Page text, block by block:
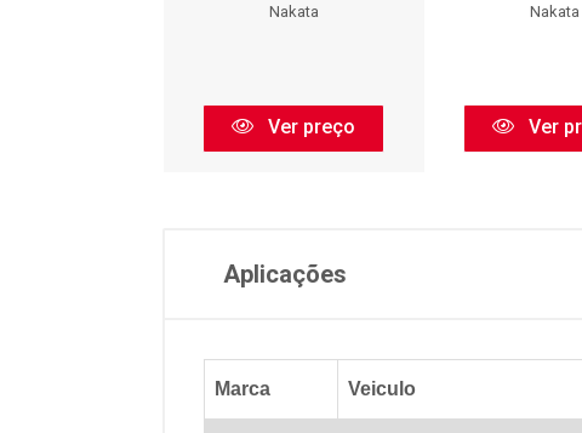
Nakata
Ver preço
Nakata
Ver
Aplicações
Marca Veiculo